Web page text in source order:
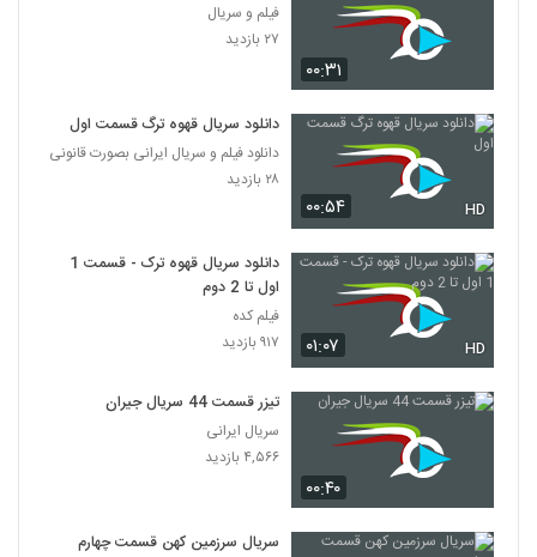
۰۰:۳۱
فیلم و سریال
۲۷ بازدید
۰۰:۵۴ HD
دانلود سریال قهوه ترگ قسمت اول
دانلود فیلم و سریال ایرانی بصورت قانونی
۲۸ بازدید
۰۱:۰۷ HD
دانلود سریال قهوه ترک - قسمت 1
اول تا 2 دوم
فیلم کده
۹۱۷ بازدید
۰۰:۴۰
تیزر قسمت 44 سریال جیران
سریال ایرانی
۴,۵۶۶ بازدید
سریال سرزمین کهن قسمت چهارم